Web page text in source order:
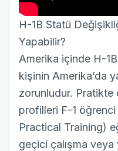
H-1B Statü
Yapabilir?
Amerika içinde H-
kişinin Amerika’da
zorunludur. Pratikte
profilleri F-1
Practical Training)
geçici çalışma veya